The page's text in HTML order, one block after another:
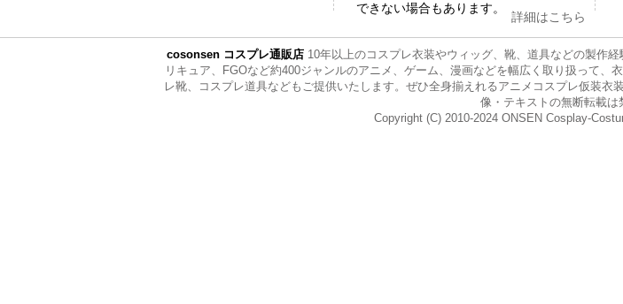
できない場合もあります。
詳細はこちら
cosonsen コスプレ通販店10年以上のコスプレ衣装やウィッグ、靴、道具などの製作
リキュア、FGOなど約400ジャンルのアニメ、ゲーム、漫画などを幅広く取り扱って
レ靴、コスプレ道具などもご提供いたします。ぜひ全身揃えれるアニメコスプレ仮装
像・テキストの無断転載は
Copyright (C) 2010-2024 ONSEN Cosplay-